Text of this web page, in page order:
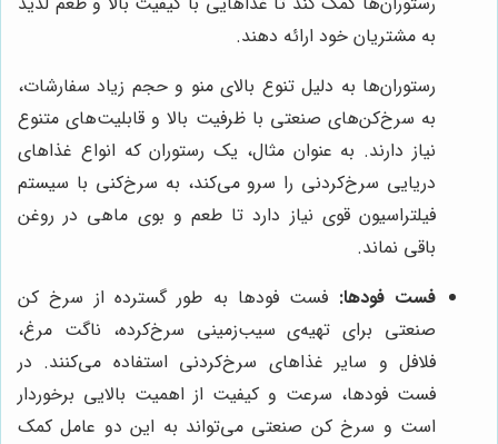
به مشتریان خود ارائه دهند.
رستوران‌ها به دلیل تنوع بالای منو و حجم زیاد سفارشات،
به سرخ‌کن‌های صنعتی با ظرفیت بالا و قابلیت‌های متنوع
نیاز دارند. به عنوان مثال، یک رستوران که انواع غذاهای
دریایی سرخ‌کردنی را سرو می‌کند، به سرخ‌کنی با سیستم
فیلتراسیون قوی نیاز دارد تا طعم و بوی ماهی در روغن
باقی نماند.
فست فودها: فست فودها به طور گسترده از سرخ کن
صنعتی برای تهیه‌ی سیب‌زمینی سرخ‌کرده، ناگت مرغ،
فلافل و سایر غذاهای سرخ‌کردنی استفاده می‌کنند. در
فست فودها، سرعت و کیفیت از اهمیت بالایی برخوردار
است و سرخ کن صنعتی می‌تواند به این دو عامل کمک